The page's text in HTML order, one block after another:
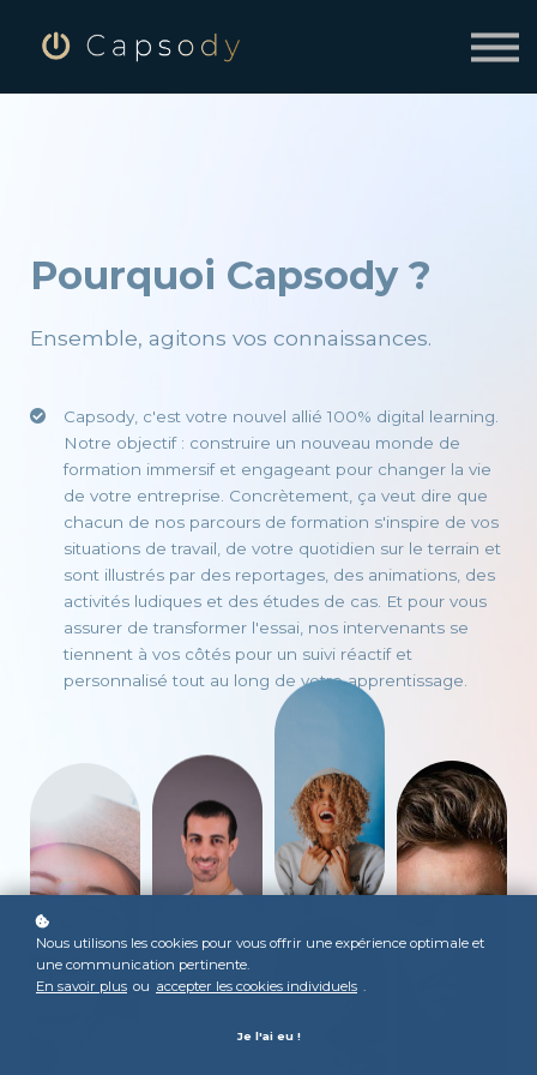
Pourquoi Capsody ?
Ensemble, agitons vos connaissances.
Capsody, c'est votre nouvel allié 100% digital learning.
Notre objectif : construire un nouveau monde de
formation immersif et engageant pour changer la vie
de votre entreprise. Concrètement, ça veut dire que
chacun de nos parcours de formation s'inspire de vos
situations de travail, de votre quotidien sur le terrain et
sont illustrés par des reportages, des animations, des
activités ludiques et des études de cas. Et pour vous
assurer de transformer l'essai, nos intervenants se
tiennent à vos côtés pour un suivi réactif et
personnalisé tout au long de votre apprentissage.
Nous utilisons les cookies pour vous offrir une expérience optimale et
une communication pertinente.
En savoir plus ou accepter les cookies individuels .
Je l'ai eu !